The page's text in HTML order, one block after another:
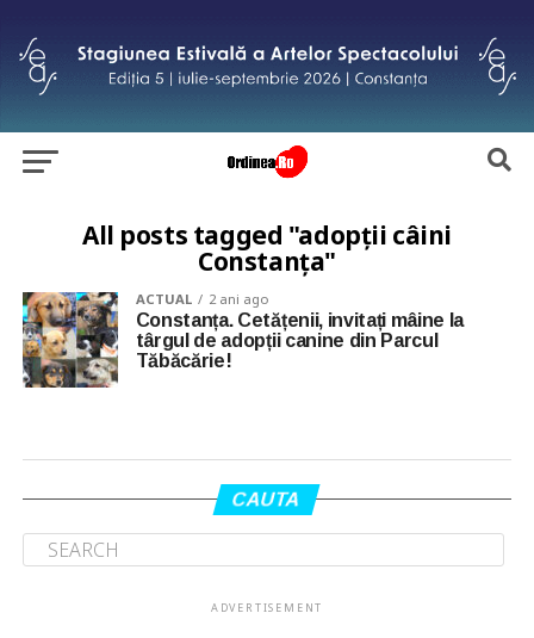
All posts tagged "adopții câini
Constanța"
ACTUAL 2 ani ago
Constanța. Cetățenii, invitați mâine la
târgul de adopții canine din Parcul
Tăbăcărie!
CAUTA
ADVERTISEMENT